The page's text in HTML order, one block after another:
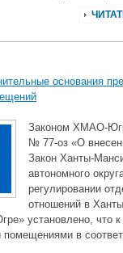
основания
Законом ХМАО-
№ 77-оз «О
Закон Ханты-
автономного
регулировании
отношений в
установлено, что
в